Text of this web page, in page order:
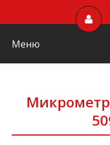
Меню
Микрометр